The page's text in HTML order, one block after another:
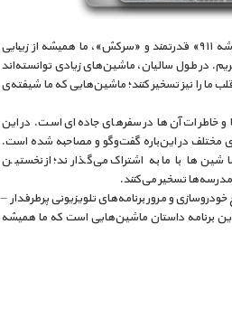
از «استون مارتین» زیبا و براق گرفته تا «پورشه ۹۱۱» قدرتمند و «سرکش»، ما همیشه از زیبایی
در طول سالیان، ماشین‌های زیادی توانسته‌اند
ما را نیز تسخیر کنند؛ ماشین‌هایی که ما شیفته‌ی
و خاطرات آن‌ها در سفرهای جاده‌ای است. در این
مختلف در این‌باره گفت‌و‌گو و مصاحبه شده است.
با ما به اشتراک می‌گذارند؛ از نخستین
مدرسه‌ها تسخیر می‌کنند.
و مرور برنامه‌های تلویزیونی پرطرفدار –
برنامه داستان ماشین‌هایی است که ما همیشه